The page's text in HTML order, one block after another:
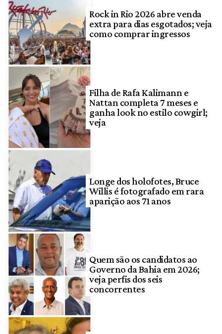
Rock in Rio 2026 abre venda
extra para dias esgotados; veja
como comprar ingressos
Filha de Rafa Kalimann e
Nattan completa 7 meses e
ganha look no estilo cowgirl;
veja
Longe dos holofotes, Bruce
Willis é fotografado em rara
aparição aos 71 anos
Quem são os candidatos ao
Governo da Bahia em 2026;
veja perfis dos seis
concorrentes